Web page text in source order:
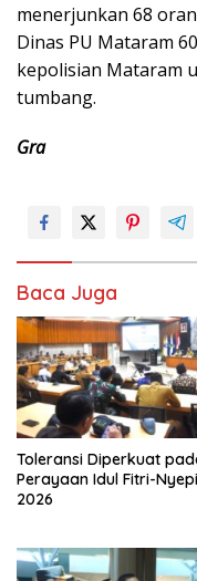
menerjunkan 68
Dinas PU Mataram
kepolisian Mataram
tumbang.
Gra
Baca Juga
Toleransi Diperkuat
Perayaan Idul Fitri-Nyepi
2026